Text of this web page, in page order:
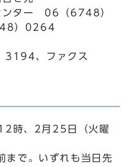
ンター 06（6748）
）0264
3194、ファクス
時、2月25日（火曜
で。いずれも当日先